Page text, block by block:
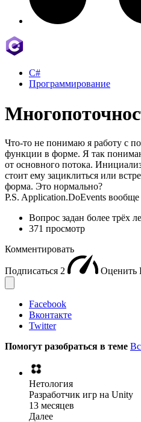
C#
Программирование
Что-то не понимаю я работу с
функции в форме. Я так
от основного потока.
стоит ему зациклиться или
форма. Это нормально?
P.S. Application.DoEvents вообще
Вопрос задан более трёх
371 просмотр
Комментировать
Подписаться 2 Оценить
Facebook
Вконтакте
Twitter
Помогут разобраться в теме
Нетология
Разработчик игр на Unity
13 месяцев
Далее